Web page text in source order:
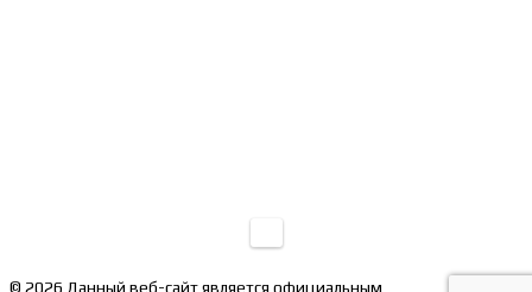
© 2026 Данный веб-сайт является официальным